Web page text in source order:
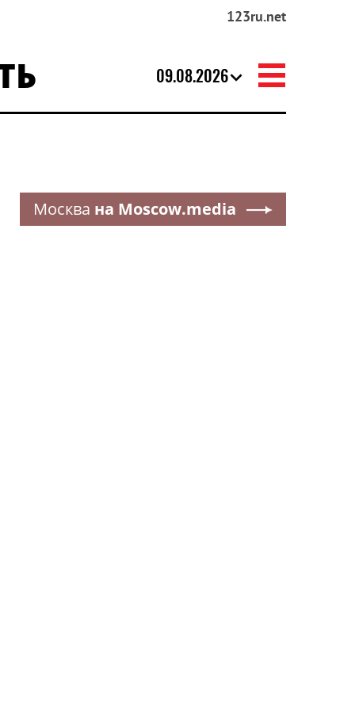
123ru.net
09.08.2026
Москва на Moscow.media